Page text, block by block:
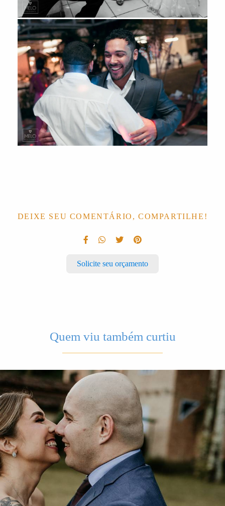
DEIXE SEU COMENTÁRIO, COMPARTILHE!
Solicite seu orçamento
Quem viu também curtiu